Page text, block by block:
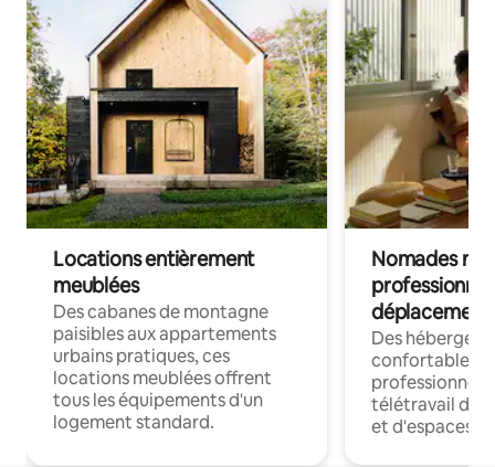
Locations entièrement
meublées
Des cabanes de montagne
paisibles aux appartements
urbains pratiques, ces
locations meublées offrent
tous les équipements d'un
logement standard.
Nomades
déplacement
Des
confortables
professionnels
télétravail
et d'espaces